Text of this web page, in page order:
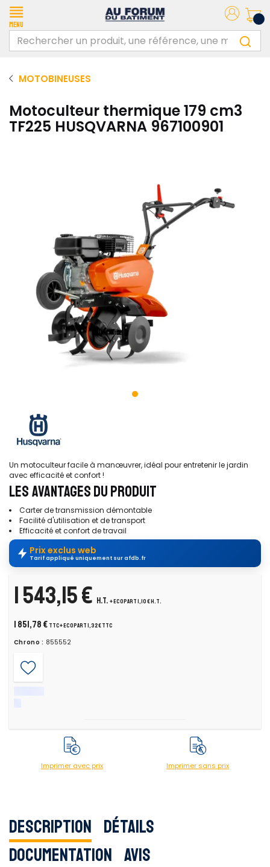
Menu
MOTOBINEUSES
Motoculteur thermique 179 cm3
TF225 HUSQVARNA 967100901
Un motoculteur facile à manœuvrer, idéal pour entretenir le jardin
avec efficacité et confort !
LES AVANTAGES DU PRODUIT
Carter de transmission démontable
Facilité d'utilisation et de transport
Efficacité et confort de travail
Prix exclus web
Tarif appliqué uniquement sur afdb.fr
1 543,15 € H.T. + ecopart 1,10 € H.T.
1 851,78 € TTC+ ecopart 1,32 € TTC
Chrono : 855552
Imprimer avec prix Imprimer sans prix
Description Détails
Documentation Avis